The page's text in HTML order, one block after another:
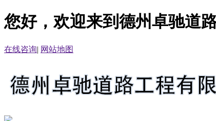
您好，欢迎来到德州卓驰道
在线咨询| 网站地图